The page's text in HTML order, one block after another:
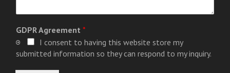
GDPR Agreement *
I consent to having this website store my
submitted information so they can respond to my inquiry.